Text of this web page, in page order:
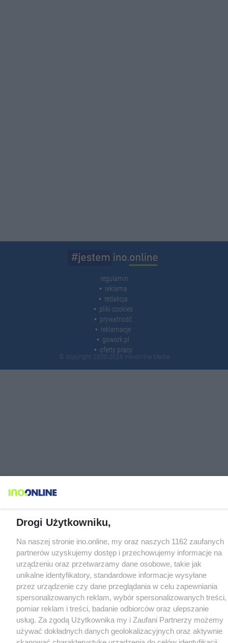
regulamin
reklama
redakcja
pliki cookies
prywatność
reklamacje
gowork.pl
oferty pracy
© copyright 2000-2026 Ino-online Media
Drogi Użytkowniku,
Na naszej stronie ino.online, my oraz naszych 1162 zaufanych
partnerów uzyskujemy dostęp i przechowujemy informacje na
urządzeniu oraz przetwarzamy dane osobowe, takie jak
unikalne identyfikatory, standardowe informacje wysyłane
przez urządzenie czy dane przeglądania w celu zapewniania
spersonalizowanych reklam, wybór spersonalizowanych treści,
pomiar reklam i treści, badanie odbiorców oraz ulepszanie
usług. Za zgodą Użytkownika my i Zaufani Partnerzy możemy
używać dokładnych danych geolokalizacyjnych oraz aktywnie